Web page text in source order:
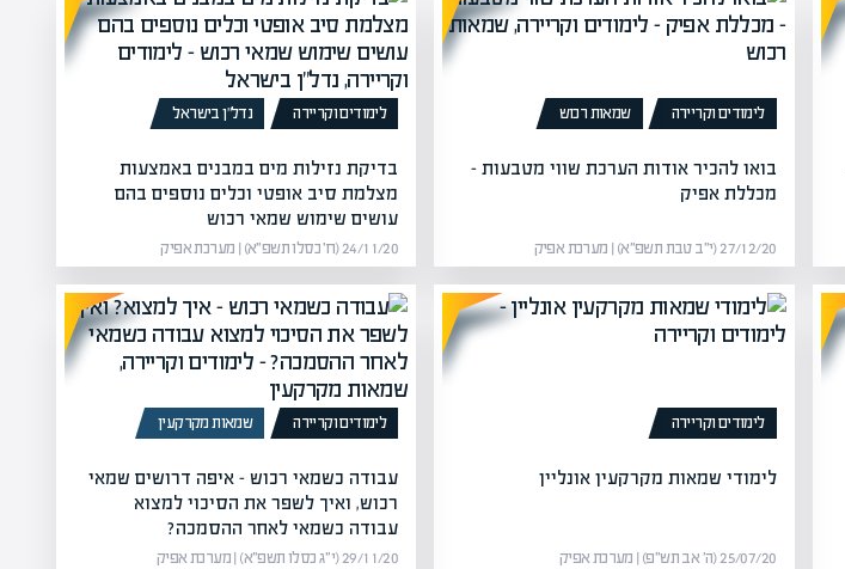
לימודים וקריירה שמאות רכוש
בואו להכיר אודות הערכת שווי מטבעות –
מכללת אפיק
27/12/20 (י״ב טבת תשפ״א) | מערכת אפיק
לימודים וקריירה נדל”ן בישראל
בדיקת נזילות מים במבנים באמצעות
מצלמת סיב אופטי וכלים נוספים בהם
עושים שימוש שמאי רכוש
24/11/20 (ח׳ כסלו תשפ״א) | מערכת אפיק
לימודים וקריירה
לימודי שמאות מקרקעין אונליין
25/07/20 (ה׳ אב תש״פ) | מערכת אפיק
לימודים וקריירה שמאות מקרקעין
עבודה כשמאי רכוש – איפה דרושים שמאי
רכוש, ואיך לשפר את הסיכוי למצוא
עבודה כשמאי לאחר ההסמכה?
29/11/20 (י״ג כסלו תשפ״א) | מערכת אפיק